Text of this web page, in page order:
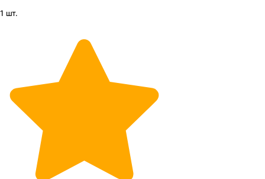
1 шт.